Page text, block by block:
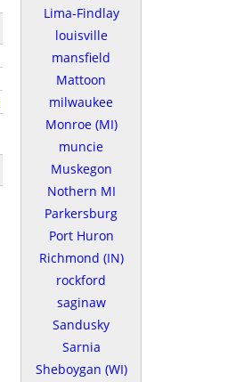
Lima-Findlay
louisville
mansfield
Mattoon
milwaukee
Monroe (MI)
muncie
Muskegon
Nothern MI
Parkersburg
Port Huron
Richmond (IN)
rockford
saginaw
Sandusky
Sarnia
Sheboygan (WI)